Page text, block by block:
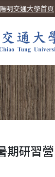
陽明交通大學首頁
期研習